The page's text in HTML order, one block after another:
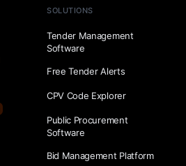
SOLUTIONS
Tender Management
Software
Free Tender Alerts
CPV Code Explorer
Public Procurement
Software
Bid Management Platform